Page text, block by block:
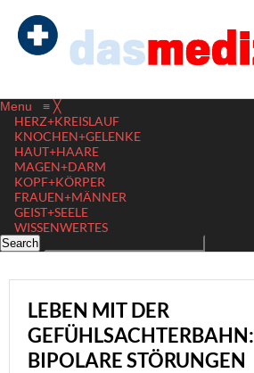
Menu ≡ ╳
HERZ+KREISLAUF
KNOCHEN+GELENKE
HAUT+HAARE
MAGEN+DARM
KOPF+KÖRPER
FRAUEN+MÄNNER
GEIST+SEELE
WISSENWERTES
LEBEN MIT DER
GEFÜHLSACHTERBAHN:
BIPOLARE STÖRUNGEN